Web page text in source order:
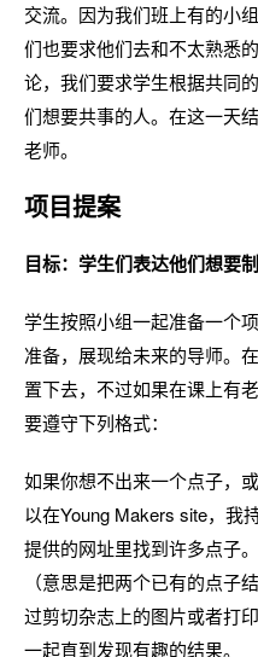
交流。因为我们班上有的小
们也要求他们去和不太熟悉
论，我们要求学生根据共同
们想要共事的人。在这一天
老师。
项目提案
目标：学生们表达他们想要
学生按照小组一起准备一个
准备，展现给未来的导师。
置下去，不过如果在课上有
要遵守下列格式：
如果你想不出来一个点子，
以在Young Makers site，我
提供的网址里找到许多点子
（意思是把两个已有的点子
过剪切杂志上的图片或者打
一起直到发现有趣的结果。